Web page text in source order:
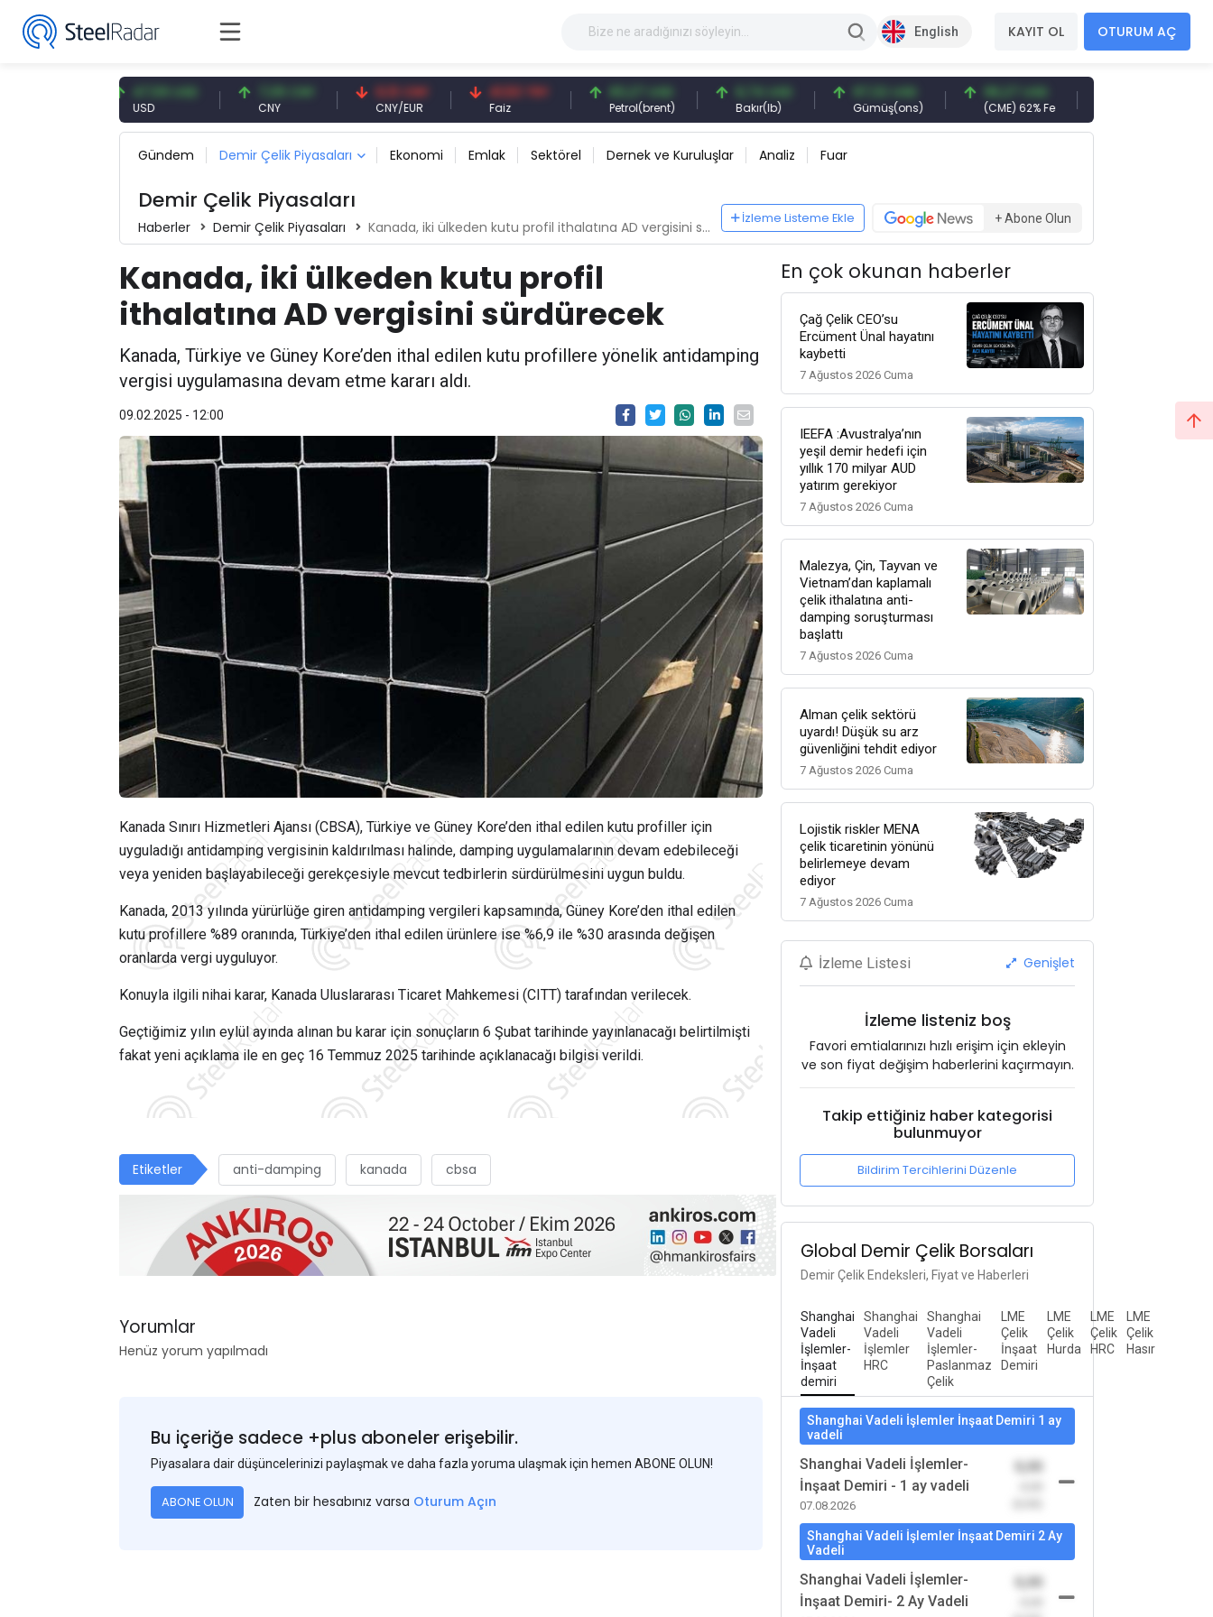
English KAYIT OL OTURUM AÇ
47,59 USD 7,09 CNY
CNY
0,13 CNY
CNY/EUR
41,53 TRY
Faiz
83,27 USD
Petrol(brent)
6,74 USD
Bakır(lb)
97,32 USD
Gümüş(ons)
96,27 USD
(CME) 62% Fe
377,25 USD
Gemi Söküm
Gündem Demir Çelik Piyasaları Ekonomi Emlak Sektörel Dernek ve Kuruluşlar Analiz Fuar
Demir Çelik Piyasaları
Haberler Demir Çelik Piyasaları Kanada, iki ülkeden kutu profil ithalatına AD vergisini sürdürecek
İzleme Listeme Ekle + Abone Olun
Kanada, iki ülkeden kutu profil
ithalatına AD vergisini sürdürecek
Kanada, Türkiye ve Güney Kore’den ithal edilen kutu profillere yönelik antidamping
vergisi uygulamasına devam etme kararı aldı.
09.02.2025 - 12:00
Kanada Sınırı Hizmetleri Ajansı (CBSA), Türkiye ve Güney Kore’den ithal edilen kutu profiller için
uyguladığı antidamping vergisinin kaldırılması halinde, damping uygulamalarının devam edebileceği
veya yeniden başlayabileceği gerekçesiyle mevcut tedbirlerin sürdürülmesini uygun buldu.
Kanada, 2013 yılında yürürlüğe giren antidamping vergileri kapsamında, Güney Kore’den ithal edilen
kutu profillere %89 oranında, Türkiye’den ithal edilen ürünlere ise %6,9 ile %30 arasında değişen
oranlarda vergi uyguluyor.
Konuyla ilgili nihai karar, Kanada Uluslararası Ticaret Mahkemesi (CITT) tarafından verilecek.
Geçtiğimiz yılın eylül ayında alınan bu karar için sonuçların 6 Şubat tarihinde yayınlanacağı belirtilmişti
fakat yeni açıklama ile en geç 16 Temmuz 2025 tarihinde açıklanacağı bilgisi verildi.
Etiketler anti-damping kanada cbsa
Yorumlar
Henüz yorum yapılmadı
Bu içeriğe sadece +plus aboneler erişebilir.
Piyasalara dair düşüncelerinizi paylaşmak ve daha fazla yoruma ulaşmak için hemen ABONE OLUN!
ABONE OLUN Zaten bir hesabınız varsa Oturum Açın
En çok okunan haberler
Çağ Çelik CEO’su
Ercüment Ünal hayatını
kaybetti
7 Ağustos 2026 Cuma
IEEFA :Avustralya’nın
yeşil demir hedefi için
yıllık 170 milyar AUD
yatırım gerekiyor
7 Ağustos 2026 Cuma
Malezya, Çin, Tayvan ve
Vietnam’dan kaplamalı
çelik ithalatına anti-
damping soruşturması
başlattı
7 Ağustos 2026 Cuma
Alman çelik sektörü
uyardı! Düşük su arz
güvenliğini tehdit ediyor
7 Ağustos 2026 Cuma
Lojistik riskler MENA
çelik ticaretinin yönünü
belirlemeye devam
ediyor
7 Ağustos 2026 Cuma
İzleme Listesi Genişlet
İzleme listeniz boş
Favori emtialarınızı hızlı erişim için ekleyin
ve son fiyat değişim haberlerini kaçırmayın.
Takip ettiğiniz haber kategorisi
bulunmuyor
Bildirim Tercihlerini Düzenle
Global Demir Çelik Borsaları
Demir Çelik Endeksleri, Fiyat ve Haberleri
Shanghai
Vadeli
İşlemler-
İnşaat
demiri
Shanghai
Vadeli
İşlemler
HRC
Shanghai
Vadeli
İşlemler-
Paslanmaz
Çelik
LME
Çelik
İnşaat
Demiri
LME
Çelik
Hurda
LME
Çelik
HRC
LME
Çelik
Hasır
Shanghai Vadeli İşlemler İnşaat Demiri 1 ay
vadeli
Shanghai Vadeli İşlemler-
İnşaat Demiri - 1 ay vadeli
07.08.2026
0,00
Shanghai Vadeli İşlemler İnşaat Demiri 2 Ay
Vadeli
Shanghai Vadeli İşlemler-
İnşaat Demiri- 2 Ay Vadeli
0,00